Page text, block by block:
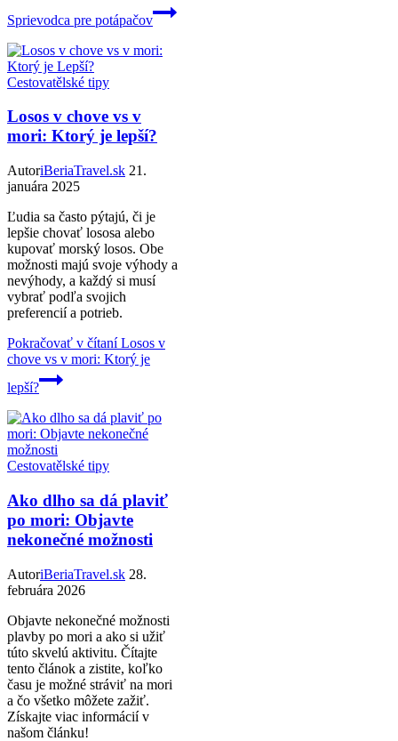
Sprievodca pre potápačov
Cestovatělské tipy
Losos v chove vs v
mori: Ktorý je lepší?
AutoriBeriaTravel.sk 21.
januára 2025
Ľudia sa často pýtajú, či je
lepšie chovať lososa alebo
kupovať morský losos. Obe
možnosti majú svoje výhody a
nevýhody, a každý si musí
vybrať podľa svojich
preferencií a potrieb.
Pokračovať v čítaníLosos v
chove vs v mori: Ktorý je
lepší?
Cestovatělské tipy
Ako dlho sa dá plaviť
po mori: Objavte
nekonečné možnosti
AutoriBeriaTravel.sk 28.
februára 2026
Objavte nekonečné možnosti
plavby po mori a ako si užiť
túto skvelú aktivitu. Čítajte
tento článok a zistite, koľko
času je možné stráviť na mori
a čo všetko môžete zažiť.
Získajte viac informácií v
našom článku!